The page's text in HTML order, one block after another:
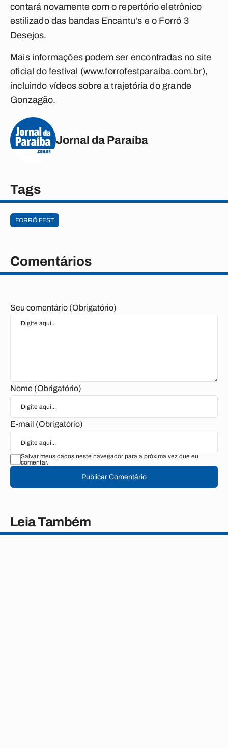
contará novamente com o repertório eletrônico
estilizado das bandas Encantu's e o Forró 3
Desejos.
Mais informações podem ser encontradas no site
oficial do festival (www.forrofestparaiba.com.br),
incluindo vídeos sobre a trajetória do grande
Gonzagão.
Jornal da Paraíba
Tags
FORRÓ FEST
Comentários
Seu comentário (Obrigatório)
Nome (Obrigatório)
E-mail (Obrigatório)
Salvar meus dados neste navegador para a próxima vez que eu
comentar.
Publicar Comentário
Leia Também